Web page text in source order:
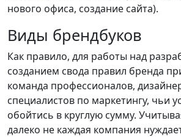
нового офиса, создание сайта).
Виды брендбуков
Как правило, для работы над
созданием свода правил бренда
команда профессионалов,
специалистов по маркетингу, чьи
обойтись в круглую сумму.
далеко не каждая компания